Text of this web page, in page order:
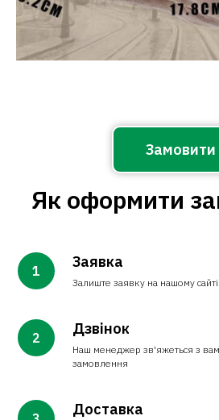
Замовити
Як оформити
Заявка
Залиште заявку на нашому сайті
Дзвінок
Наш менеджер зв'яжеться з
замовлення
Доставка